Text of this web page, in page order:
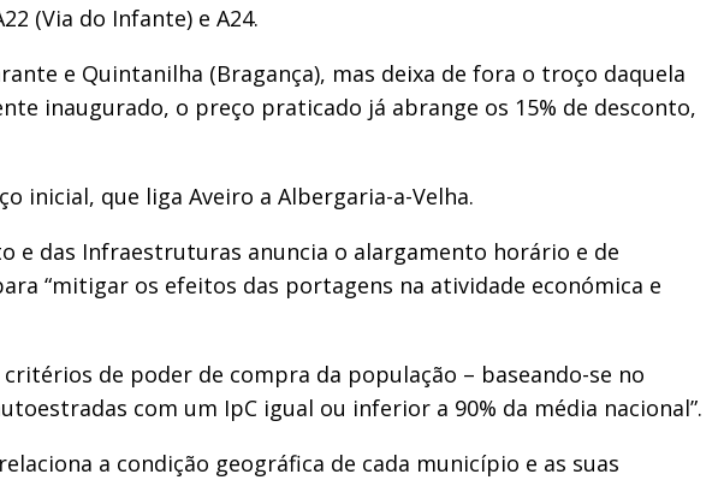
(Via do Infante) e A24.
e Quintanilha (Bragança), mas deixa de fora o troço daquela
inaugurado, o preço praticado já abrange os 15% de desconto,
inicial, que liga Aveiro a Albergaria-a-Velha.
e das Infraestruturas anuncia o alargamento horário e de
“mitigar os efeitos das portagens na atividade económica e
de poder de compra da população – baseando-se no
com um IpC igual ou inferior a 90% da média nacional”.
a condição geográfica de cada município e as suas